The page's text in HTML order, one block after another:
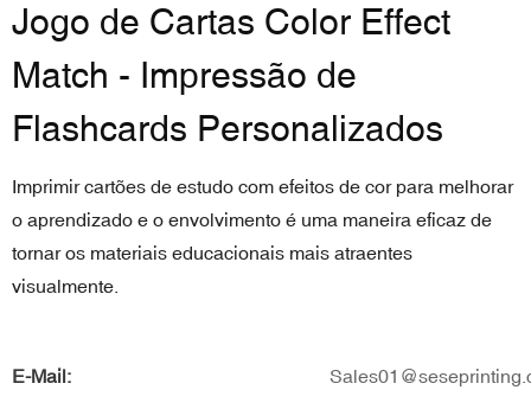
Jogo de Cartas Color Effect
Match - Impressão de
Flashcards Personalizados
Imprimir cartões de estudo com efeitos de cor para melhorar
o aprendizado e o envolvimento é uma maneira eficaz de
tornar os materiais educacionais mais atraentes
visualmente.
E-Mail: